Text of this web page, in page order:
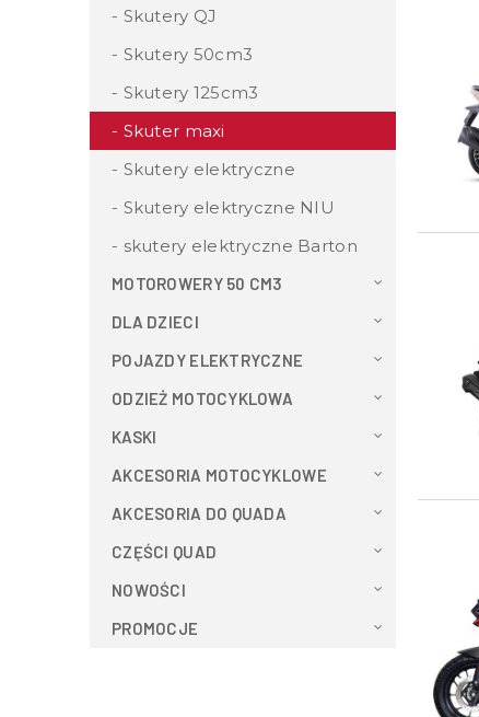
Skutery QJ
Skutery 50cm3
Skutery 125cm3
Skuter maxi
Skutery elektryczne
Skutery elektryczne NIU
skutery elektryczne Barton
MOTOROWERY 50 CM3
DLA DZIECI
POJAZDY ELEKTRYCZNE
ODZIEŻ MOTOCYKLOWA
KASKI
AKCESORIA MOTOCYKLOWE
AKCESORIA DO QUADA
CZĘŚCI QUAD
NOWOŚCI
PROMOCJE